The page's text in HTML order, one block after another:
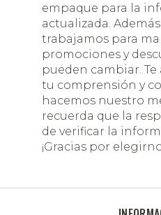
empaque para la
actualizada.
trabajamos para
promociones y
pueden cambiar.
tu comprensión y
hacemos nuestro
recuerda que la
de verificar la
¡Gracias por